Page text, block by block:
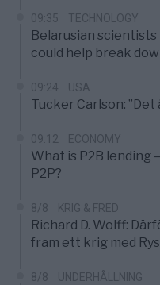
09:35 TECHNOLOGY
Belarusian
could help break
09:24 USA
Tucker Carlson:
09:12 ECONOMY
What is P2B lending
P2P?
8/8 KRIG & FRED
Richard D. Wolff:
fram ett krig med
8/8 UNDERHÅLLNING